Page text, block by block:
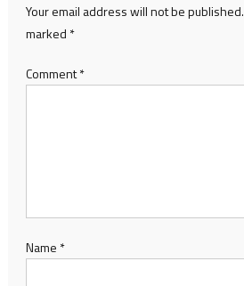
Your email address will not be published.
marked *
Comment*
Name *